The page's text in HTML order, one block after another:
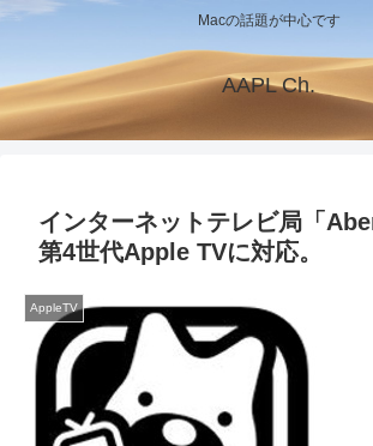
Macの話題が中心です
AAPL Ch.
インターネットテレビ局「
第4世代Apple TVに対応。
AppleTV